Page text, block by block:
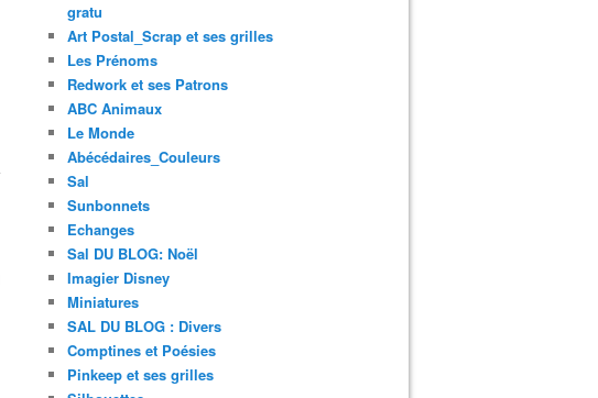
gratu
Art Postal_Scrap et ses grilles
Les Prénoms
Redwork et ses Patrons
ABC Animaux
Le Monde
Abécédaires_Couleurs
Sal
Sunbonnets
Echanges
Sal DU BLOG: Noël
Imagier Disney
Miniatures
SAL DU BLOG : Divers
Comptines et Poésies
Pinkeep et ses grilles